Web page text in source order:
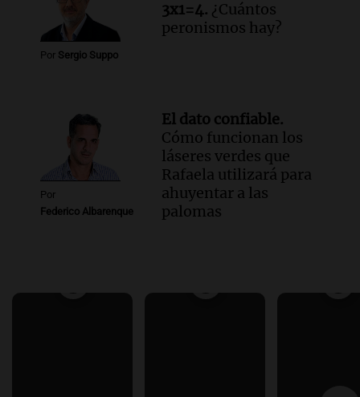
Por Sergio Suppo
3x1=4. ¿Cuántos
peronismos hay?
Por
Federico Albarenque
El dato confiable.
Cómo funcionan los
láseres verdes que
Rafaela utilizará para
ahuyentar a las
palomas